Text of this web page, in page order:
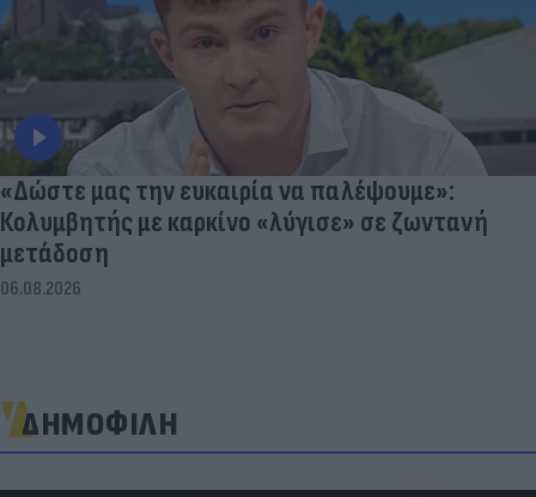
«Δώστε μας την ευκαιρία να παλέψουμε»:
Κολυμβητής με καρκίνο «λύγισε» σε ζωντανή
μετάδοση
06.08.2026
ΔΗΜΟΦΙΛΗ